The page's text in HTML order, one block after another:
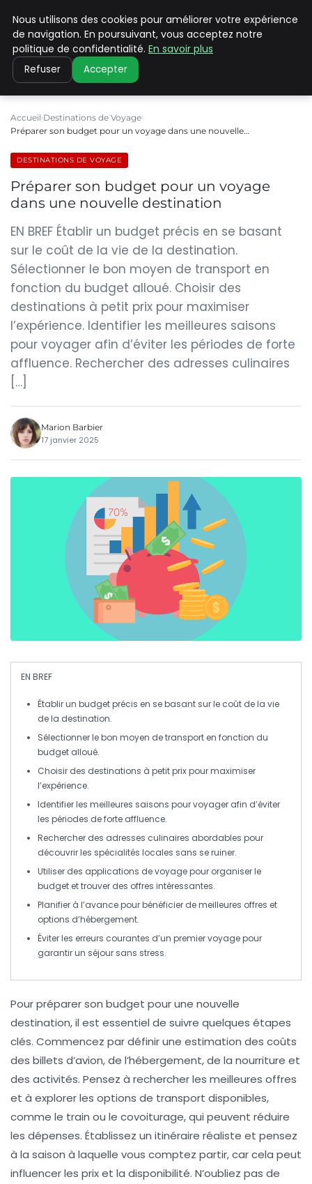
PILAT PATRIMOINES
Accueil Destinations de Voyage
Préparer son budget pour un voyage dans une nouvelle…
DESTINATIONS DE VOYAGE
Préparer son budget pour un voyage
dans une nouvelle destination
EN BREF Établir un budget précis en se basant
sur le coût de la vie de la destination.
Sélectionner le bon moyen de transport en
fonction du budget alloué. Choisir des
destinations à petit prix pour maximiser
l’expérience. Identifier les meilleures saisons
pour voyager afin d’éviter les périodes de forte
affluence. Rechercher des adresses culinaires
[…]
Marion Barbier
17 janvier 2025
EN BREF
Établir un budget précis en se basant sur le coût de la vie
de la destination.
Sélectionner le bon moyen de transport en fonction du
budget alloué.
Choisir des destinations à petit prix pour maximiser
l’expérience.
Identifier les meilleures saisons pour voyager afin d’éviter
les périodes de forte affluence.
Rechercher des adresses culinaires abordables pour
découvrir les spécialités locales sans se ruiner.
Utiliser des applications de voyagepour organiser le
budget et trouver des offres intéressantes.
Planifier à l’avancepour bénéficier de meilleures offres et
options d’hébergement.
Éviter les erreurs courantes d’un premier voyage pour
garantir un séjour sans stress.
Pourpréparer son budget pour une nouvelle
destination, il est essentiel de suivre quelques étapes
clés. Commencez par définir une estimation des coûts
des billets d’avion, de l’hébergement, de la nourriture et
des activités. Pensez à rechercher les meilleures offres
et à explorer les options de transport disponibles,
comme le train ou le covoiturage, qui peuvent réduire
les dépenses. Établissez un itinéraire réaliste et pensez
à la saison à laquelle vous comptez partir, car cela peut
influencer les prixet la disponibilité. N’oubliez pas de
Nous utilisons des cookies pour améliorer votre expérience
de navigation. En poursuivant, vous acceptez notre
politique de confidentialité. En savoir plus
Refuser Accepter